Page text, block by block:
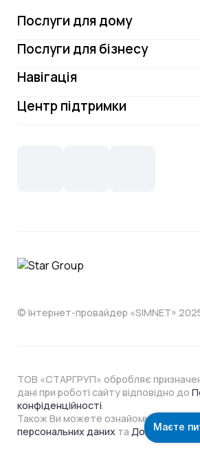
Послуги для дому
Інтернет
Інтернет + ТБ
Цифрове телебачення
Послуги для бізнесу
Інтернет для бізнесу
Відеонагляд
Навігація
Акції
Центр підтримки
Способи оплати
© Інтернет-провайдер «SIMNET»
ТОВ «СТАРГРУП» обробляє
дані при роботі сайту відповідно до
конфіденційності
Також Ви можете ознайомитися з
персональних данихта Договором